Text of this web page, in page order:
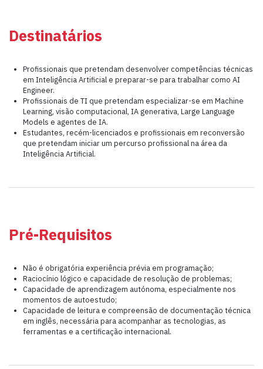
Destinatários
Profissionais que pretendam desenvolver competências técnicas
em Inteligência Artificial e preparar-se para trabalhar como AI
Engineer.
Profissionais de TI que pretendam especializar-se em Machine
Learning, visão computacional, IA generativa, Large Language
Models e agentes de IA.
Estudantes, recém-licenciados e profissionais em reconversão
que pretendam iniciar um percurso profissional na área da
Inteligência Artificial.
Pré-Requisitos
Não é obrigatória experiência prévia em programação;
Raciocínio lógico e capacidade de resolução de problemas;
Capacidade de aprendizagem autónoma, especialmente nos
momentos de autoestudo;
Capacidade de leitura e compreensão de documentação técnica
em inglês, necessária para acompanhar as tecnologias, as
ferramentas e a certificação internacional.